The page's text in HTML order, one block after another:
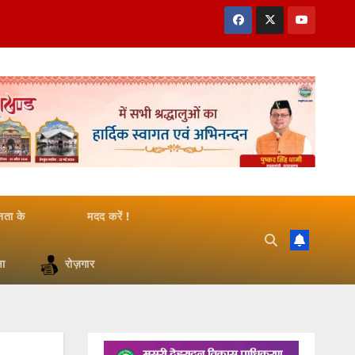
के मदद करें !
रोज़गार